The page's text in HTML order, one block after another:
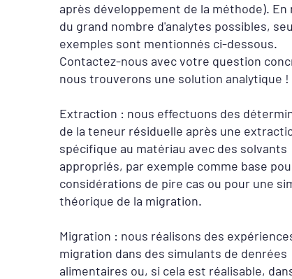
après développement de la méthode). En
du grand nombre d'analytes possibles,
exemples sont mentionnés ci-dessous.
Contactez-nous avec votre question
nous trouverons une solution analytique !
Extraction : nous effectuons des
de la teneur résiduelle après une
spécifique au matériau avec des solvants
appropriés, par exemple comme base
considérations de pire cas ou pour une
théorique de la migration.
Migration : nous réalisons des
migration dans des simulants de denrées
alimentaires ou, si cela est réalisable,